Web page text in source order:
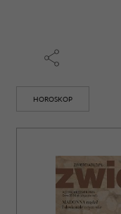
HOROSKOP